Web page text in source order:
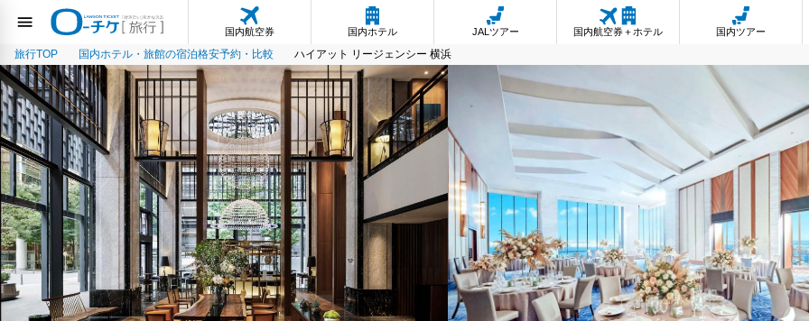
国内航空券 国内ホテル JALツアー 国内航空券＋ホテル 国内ツアー
旅行TOP 国内ホテル・旅館の宿泊格安予約・比較 ハイアット リージェンシー 横浜